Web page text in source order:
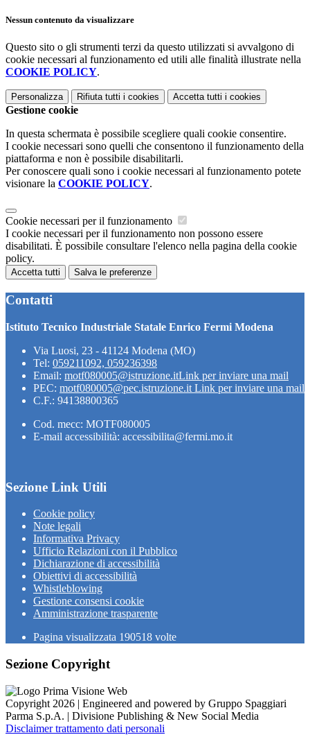
Nessun contenuto da visualizzare
Questo sito o gli strumenti terzi da questo utilizzati si avvalgono di
cookie necessari al funzionamento ed utili alle finalità illustrate nella
COOKIE POLICY.
Personalizza Rifiuta tutti i cookies Accetta tutti i cookies
Gestione cookie
In questa schermata è possibile scegliere quali cookie consentire.
I cookie necessari sono quelli che consentono il funzionamento della
piattaforma e non è possibile disabilitarli.
Per conoscere quali sono i cookie necessari al funzionamento potete
visionare la COOKIE POLICY.
Cookie necessari per il funzionamento
I cookie necessari per il funzionamento non possono essere
disabilitati. È possibile consultare l'elenco nella pagina della cookie
policy.
Accetta tutti Salva le preferenze
Contatti
Istituto Tecnico Industriale Statale Enrico Fermi Modena
Via Luosi, 23 - 41124 Modena (MO)
Tel: 059211092, 059236398
Email: motf080005@istruzione.itLink per inviare una mail
PEC: motf080005@pec.istruzione.it Link per inviare una mail
C.F.: 94138800365
Cod. mecc: MOTF080005
E-mail accessibilità: accessibilita@fermi.mo.it
Sezione Link Utili
Cookie policy
Note legali
Informativa Privacy
Ufficio Relazioni con il Pubblico
Dichiarazione di accessibilità
Obiettivi di accessibilità
Whistleblowing
Gestione consensi cookie
Amministrazione trasparente
Pagina visualizzata 190518 volte
Sezione Copyright
Copyright 2026 | Engineered and powered by Gruppo Spaggiari
Parma S.p.A. | Divisione Publishing & New Social Media
Disclaimer trattamento dati personali